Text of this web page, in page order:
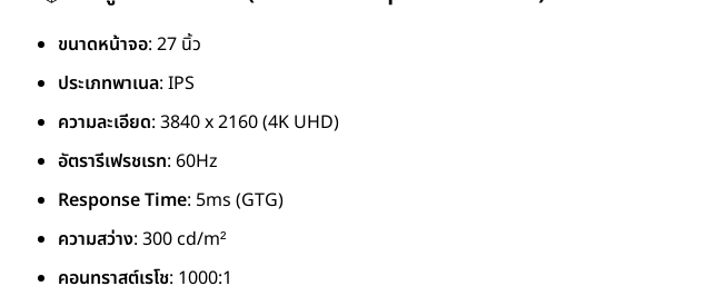
ขนาดหน้าจอ: 27 นิ้ว
ประเภทพาเนล: IPS
ความละเอียด: 3840 x 2160 (4K UHD)
อัตรารีเฟรชเรท: 60Hz
Response Time: 5ms (GTG)
ความสว่าง: 300 cd/m²
คอนทราสต์เรโช: 1000:1